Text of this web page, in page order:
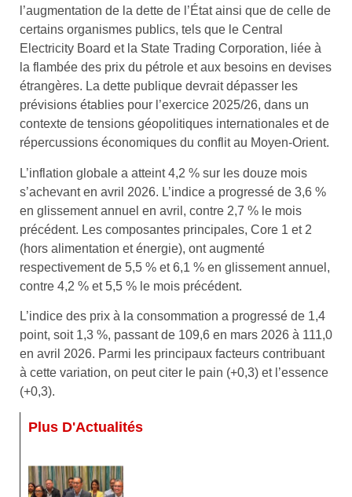
l’augmentation de la dette de l’État ainsi que de celle de
certains organismes publics, tels que le Central
Electricity Board et la State Trading Corporation, liée à
la flambée des prix du pétrole et aux besoins en devises
étrangères. La dette publique devrait dépasser les
prévisions établies pour l’exercice 2025/26, dans un
contexte de tensions géopolitiques internationales et de
répercussions économiques du conflit au Moyen-Orient.
L’inflation globale a atteint 4,2 % sur les douze mois
s’achevant en avril 2026. L’indice a progressé de 3,6 %
en glissement annuel en avril, contre 2,7 % le mois
précédent. Les composantes principales, Core 1 et 2
(hors alimentation et énergie), ont augmenté
respectivement de 5,5 % et 6,1 % en glissement annuel,
contre 4,2 % et 5,5 % le mois précédent.
L’indice des prix à la consommation a progressé de 1,4
point, soit 1,3 %, passant de 109,6 en mars 2026 à 111,0
en avril 2026. Parmi les principaux facteurs contribuant
à cette variation, on peut citer le pain (+0,3) et l’essence
(+0,3).
Plus D'Actualités